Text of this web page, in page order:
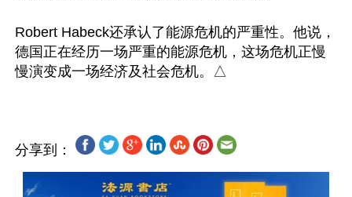
Robert Habeck还承认了能源危机的严重性。他说，
德国正在经历一场严重的能源危机，这场危机正慢
分享到：